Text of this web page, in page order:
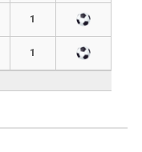
1
1